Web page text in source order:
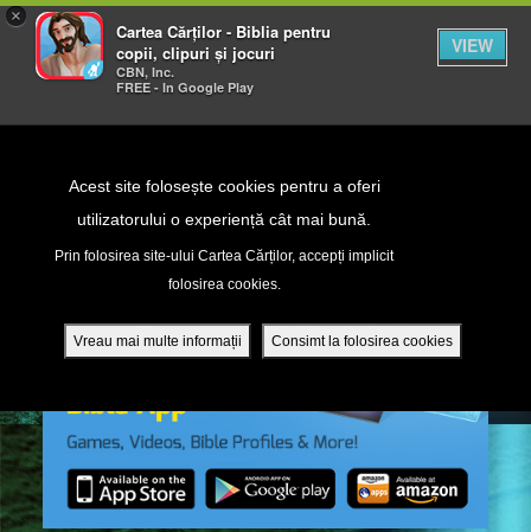
×
Cartea Cărților - Biblia pentru
copii, clipuri și jocuri
CBN, Inc.
FREE - In Google Play
VIEW
Acest site folosește cookies pentru a oferi
utilizatorului o experiență cât mai bună.
Prin folosirea site-ului Cartea Cărților, accepți implicit
folosirea cookies.
Vreau mai multe informații Consimt la folosirea cookies
DVD - Sezoane 1-4
mobilă